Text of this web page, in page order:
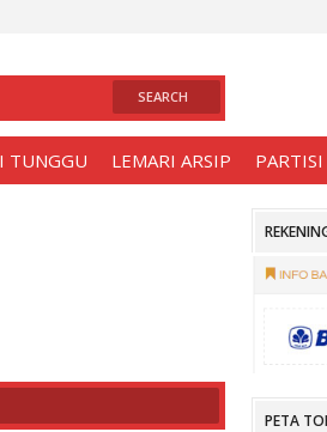
, Buka jam 08.30
TUNGGU LEMARI ARSIP
PETA